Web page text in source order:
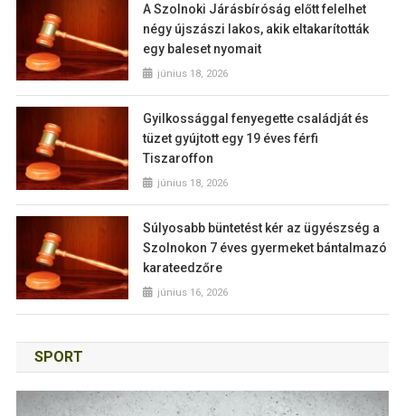
A Szolnoki Járásbíróság előtt felelhet
négy újszászi lakos, akik eltakarították
egy baleset nyomait
június 18, 2026
Gyilkossággal fenyegette családját és
tüzet gyújtott egy 19 éves férfi
Tiszaroffon
június 18, 2026
Súlyosabb büntetést kér az ügyészség a
Szolnokon 7 éves gyermeket bántalmazó
karateedzőre
június 16, 2026
SPORT